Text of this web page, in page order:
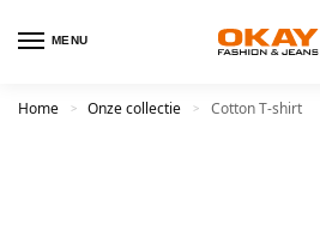
MENU
Home > Onze collectie > Cotton T-shirt